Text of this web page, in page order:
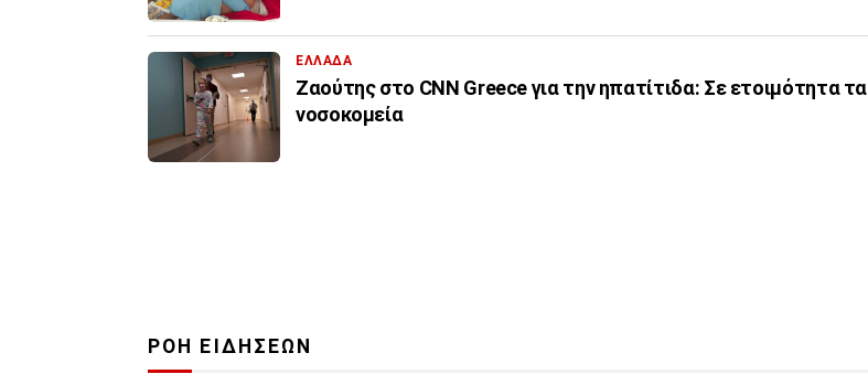
ΕΛΛΑΔΑ
Ζαούτης στο CNN Greece για την ηπατίτιδα: Σε ετοιμότητα τα
νοσοκομεία
ΡΟΗ ΕΙΔΗΣΕΩΝ